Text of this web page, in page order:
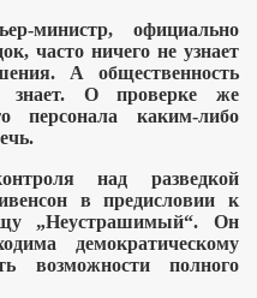
министр, официально
часто ничего не узнает
А общественность
О проверке же
персонала каким-либо
над разведкой
в предисловии к
„Неустрашимый“. Он
демократическому
возможности полного